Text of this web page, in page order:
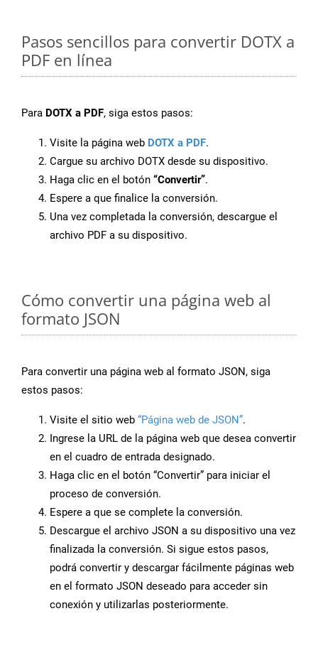
Pasos sencillos para convertir DOTX a
PDF en línea
Para DOTX a PDF, siga estos pasos:
Visite la página web DOTX a PDF.
Cargue su archivo DOTX desde su dispositivo.
Haga clic en el botón “Convertir”.
Espere a que finalice la conversión.
Una vez completada la conversión, descargue el
archivo PDF a su dispositivo.
Cómo convertir una página web al
formato JSON
Para convertir una página web al formato JSON, siga
estos pasos:
Visite el sitio web “Página web de JSON”.
Ingrese la URL de la página web que desea convertir
en el cuadro de entrada designado.
Haga clic en el botón “Convertir” para iniciar el
proceso de conversión.
Espere a que se complete la conversión.
Descargue el archivo JSON a su dispositivo una vez
finalizada la conversión. Si sigue estos pasos,
podrá convertir y descargar fácilmente páginas web
en el formato JSON deseado para acceder sin
conexión y utilizarlas posteriormente.